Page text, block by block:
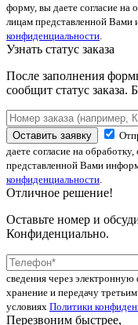
форму, вы даете согласие на
лицам представленной Вами
конфиденциальности
Узнать статус заказа
После заполнения
сообщит статус заказа.
Оставить заявку
даете согласие на
представленной Вами
конфиденциальности
Отличное решение!
Оставьте номер и
Конфиденциально.
сведения через электронную
хранение и передачу
условиях Политики
Перезвоним быстрее,